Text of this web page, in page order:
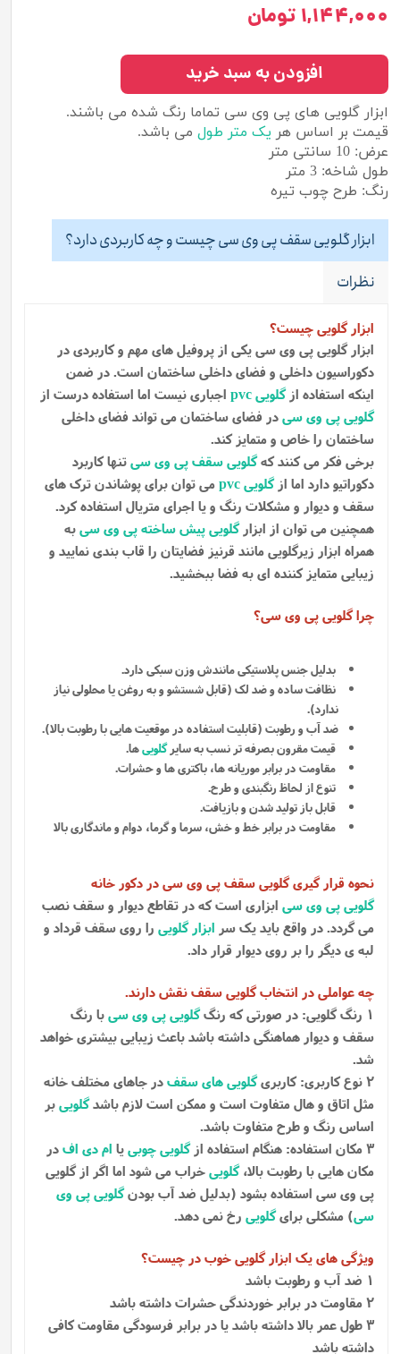
۱,۱۴۴,۰۰۰ تومان
ابزار گلویی های پی وی سی تماما رنگ شده می باشند.
قیمت بر اساس هر یک متر طول می باشد.
عرض: 10 سانتی متر
طول شاخه: 3 متر
رنگ: طرح چوب تیره
افزودن به سبد خرید
ابزار گلویی سقف پی وی سی چیست و چه کاربردی دارد؟
نظرات
ابزار گلوییچیست؟
ابزار گلویی پی وی سییکی از پروفیل های مهم و کاربردی در
دکوراسیون داخلی و فضای داخلی ساختمان است. در ضمن
اینکه استفاده ازگلویی pvc
اجباری نیست اما استفاده درست از
گلویی پی وی سیدر فضای ساختمان می تواند فضای داخلی
ساختمان را خاص و متمایز کند.
برخی فکر می کنند کهگلویی سقف پی وی سیتنها کاربرد
دکوراتیو دارد اما ازگلویی pvc
می توان برای پوشاندن ترک های
سقف و دیوار و مشکلات رنگ و یا اجرای متریال استفاده کرد.
همچنین می توان از ابزارگلویی پیش ساخته پی وی سیبه
همراه ابزار زیرگلویی مانند قرنیز فضایتان را قاب بندی نمایید و
زیبایی متمایز کننده ای به فضا ببخشید.
چراگلویی پی وی سی؟
بدلیل جنس پلاستیکی مانندش وزن سبکی دارد.
نظافت ساده و ضد لک (قابل شستشو و به روغن یا محلولی نیاز
ندارد).
ضد آب و رطوبت (قابلیت استفاده در موقعیت هایی با رطوبت بالا).
قیمت مقرون بصرفه تر نسب به سایرگلوییها.
مقاومت در برابر موریانه ها، باکتری ها و حشرات.
تنوع از لحاظ رنگبندی و طرح.
قابل باز تولید شدن و بازیافت.
مقاومت در برابر خط و خش، سرما و گرما، دوام و ماندگاری بالا
نحوه قرار گیریگلویی سقف پی وی سیدر دکور خانه
گلویی پی وی سی ابزاری است که در تقاطع دیوار و سقف نصب
می گردد. در واقع باید یک سر ابزار گلویی را روی سقف قرداد و
لبه ی دیگر را بر روی دیوار قرار داد.
چه عواملی در انتخابگلویی سقفنقش دارند.
1 رنگ گلویی: در صورتی که رنگ
گلویی پی وی سیبا رنگ
سقف و دیوار هماهنگی داشته باشد باعث زیبایی بیشتری خواهد
شد.
2 نوع کاربری: کاربری
گلویی های سقفدر جاهای مختلف خانه
مثل اتاق و هال متفاوت است و ممکن است لازم باشدگلوییبر
اساس رنگ و طرح متفاوت باشد.
3 مکان استفاده: هنگام استفاده از
گلویی چوبییا ام دی افدر
مکان هایی با رطوبت بالا،گلوییخراب می شود اما اگر از گلویی
پی وی سی استفاده بشود (بدلیل ضد آب بودنگلویی پی وی
سی) مشکلی برایگلویی رخ نمی دهد.
ویژگی های یک ابزار گلوییخوب در چیست؟
1 ضد آب و رطوبت باشد
2 مقاومت در برابر خوردندگی حشرات داشته باشد
3 طول عمر بالا داشته باشد یا در برابر فرسودگی مقاومت کافی
داشته باشد